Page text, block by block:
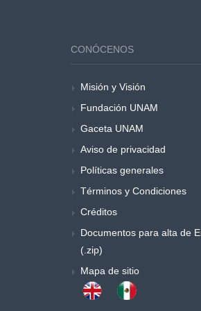
CONÓCENOS
Misión y Visión
Fundación UNAM
Gaceta UNAM
Aviso de privacidad
Políticas generales
Términos y Condiciones
Créditos
Documentos para alta de
(.zip)
Mapa de sitio